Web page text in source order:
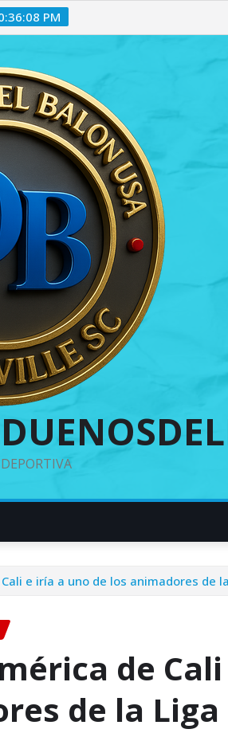
PM
e iría a uno de los animadores de
de
de la Liga